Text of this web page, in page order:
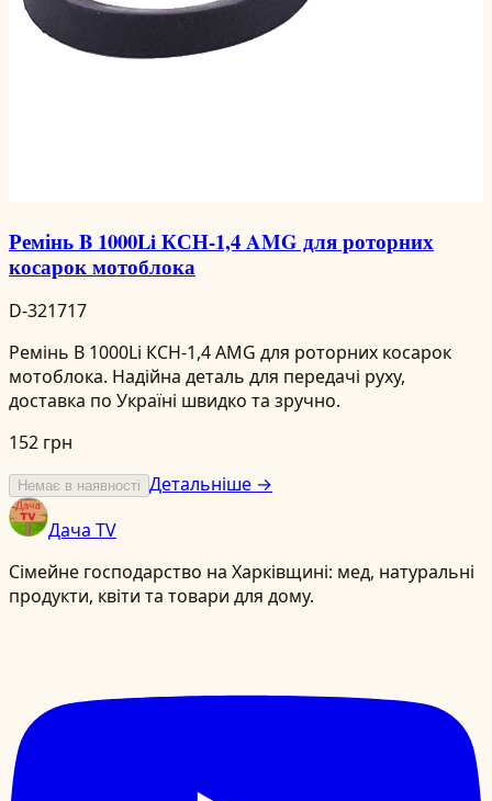
Ремінь B 1000Li КСН-1,4 AMG для роторних
косарок мотоблока
D-321717
Ремінь B 1000Li КСН-1,4 AMG для роторних косарок
мотоблока. Надійна деталь для передачі руху,
доставка по Україні швидко та зручно.
152 грн
Немає в наявності Детальніше →
Дача TV
Сімейне господарство на Харківщині: мед, натуральні
продукти, квіти та товари для дому.